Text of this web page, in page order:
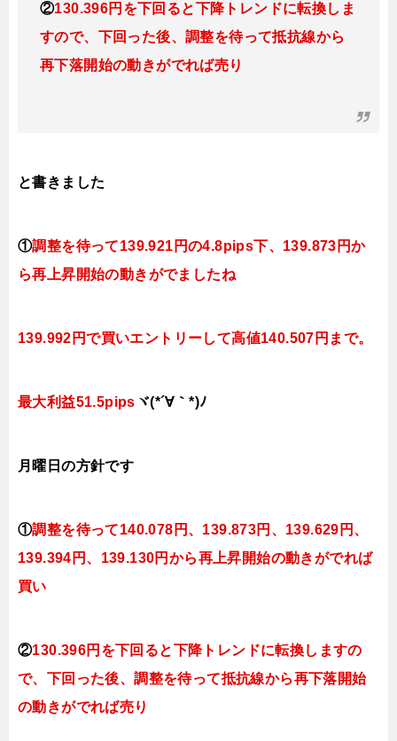
②130.396円を下回ると下降トレンドに転換しま
すので、下回った後、調整を待って抵抗線から
再下落開始の動きがでれば売り
と書きました
①調整を待って139.921円の4.8pips下、139.873円か
ら再上昇開始の動きがでましたね
139.992円で買いエントリーして高値140.507円まで。
最大利益51.5pips ヾ(*´∀｀*)ﾉ
月曜日の方針です
①調整を待って140.078円、139.873円、139.629円、
139.394円、139.130円から再上昇開始の動きがでれば
買い
②130.396円を下回ると下降トレンドに転換しますの
で、下回った後、調整を待って抵抗線から再下落開始
の動きがでれば売り